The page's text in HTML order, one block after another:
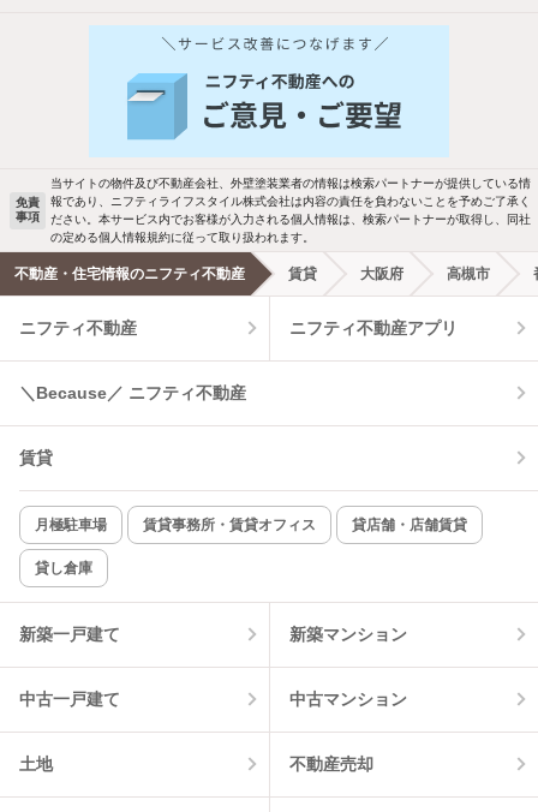
他の人はこんな条件で絞り込んでいます！
バス・トイレ別 2階以上
駐車場あり ペット相談
洗濯機置場あり 独立洗面台
エアコンあり 都市ガス
温水洗浄便座 オートロック
コンロ2口以上
新着のみ インターネット無料
該当件数:
1
免責
事項
当サイトの物件及び不動産会社、外壁塗装業者の情報は検索パートナーが提供している情
報であり、ニフティライフスタイル株式会社は内容の責任を負わないことを予めご了承く
ださい。本サービス内でお客様が入力される個人情報は、検索パートナーが取得し、同社
の定める個人情報規約に従って取り扱われます。
不動産・住宅情報のニフティ不動産 賃貸 大阪府 高槻市
ニフティ不動産 ニフティ不動産アプリ
＼Because／ ニフティ不動産
賃貸
月極駐車場 賃貸事務所・賃貸オフィス 貸店舗・店舗賃貸
貸し倉庫
新築一戸建て 新築マンション
中古一戸建て 中古マンション
土地 不動産売却